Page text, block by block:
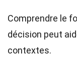
Comprendre le
décision peut
contextes.